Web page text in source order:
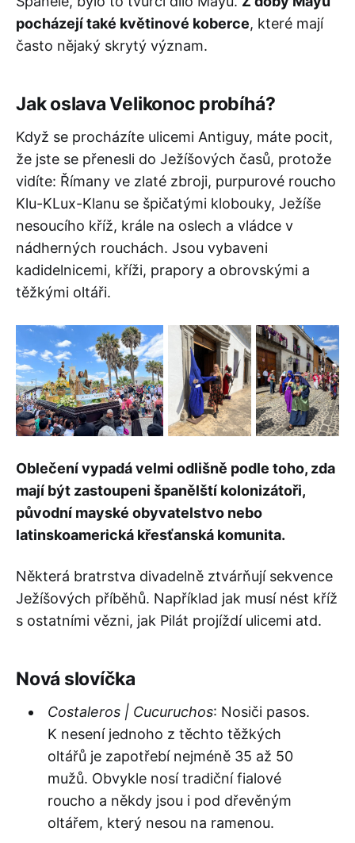
pocházejí také květinové koberce, které mají
často nějaký skrytý význam.
Jak oslava Velikonoc probíhá?
Když se procházíte ulicemi Antiguy, máte pocit,
že jste se přenesli do Ježíšových časů, protože
vidíte: Římany ve zlaté zbroji, purpurové roucho
Klu-KLux-Klanu se špičatými klobouky, Ježíše
nesoucího kříž, krále na oslech a vládce v
nádherných rouchách. Jsou vybaveni
kadidelnicemi, kříži, prapory a obrovskými a
těžkými oltáři.
Oblečení vypadá velmi odlišně podle toho, zda
mají být zastoupeni španělští kolonizátoři,
původní mayské obyvatelstvo nebo
latinskoamerická křesťanská komunita.
Některá bratrstva divadelně ztvárňují sekvence
Ježíšových příběhů. Například jak musí nést kříž
s ostatními vězni, jak Pilát projíždí ulicemi atd.
Nová slovíčka
Costaleros | Cucuruchos: Nosiči pasos.
K nesení jednoho z těchto těžkých
oltářů je zapotřebí nejméně 35 až 50
mužů. Obvykle nosí tradiční fialové
roucho a někdy jsou i pod dřevěným
oltářem, který nesou na ramenou.